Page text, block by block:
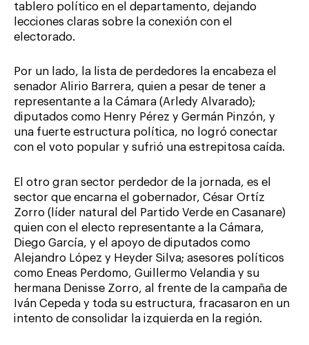
tablero político en el departamento, dejando
lecciones claras sobre la conexión con el
electorado.
Por un lado, la lista de perdedores la encabeza el
senador Alirio Barrera, quien a pesar de tener a
representante a la Cámara (Arledy Alvarado);
diputados como Henry Pérez y Germán Pinzón, y
una fuerte estructura política, no logró conectar
con el voto popular y sufrió una estrepitosa caída.
El otro gran sector perdedor de la jornada, es el
sector que encarna el gobernador, César Ortíz
Zorro (líder natural del Partido Verde en Casanare)
quien con el electo representante a la Cámara,
Diego García, y el apoyo de diputados como
Alejandro López y Heyder Silva; asesores políticos
como Eneas Perdomo, Guillermo Velandia y su
hermana Denisse Zorro, al frente de la campaña de
Iván Cepeda y toda su estructura, fracasaron en un
intento de consolidar la izquierda en la región.